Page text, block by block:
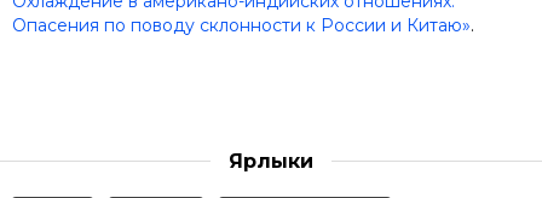
Опасения по поводу склонности к России и Китаю».
Ярлыки